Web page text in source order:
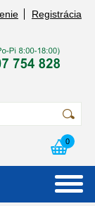
Registrácia
0